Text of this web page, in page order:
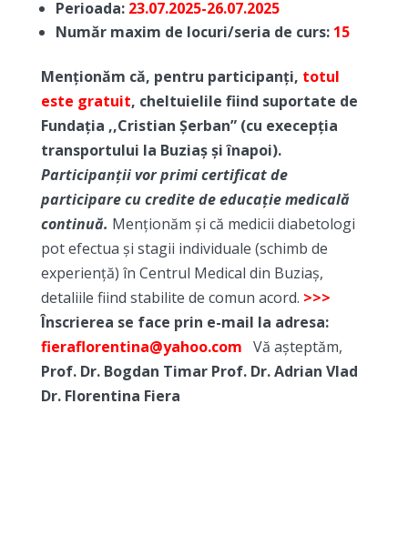
Perioada: 23.07.2025-26.07.2025
Număr maxim de locuri/seria de curs: 15
Menționăm că, pentru participanți, totul
este gratuit, cheltuielile fiind suportate de
Fundația ,,Cristian Șerban” (cu execepția
transportului la Buziaș și înapoi).
Participanții vor primi certificat de
participare cu credite de educație medicală
continuă. Menționăm și că medicii diabetologi
pot efectua și stagii individuale (schimb de
experiență) în Centrul Medical din Buziaș,
detaliile fiind stabilite de comun acord. >>>
Înscrierea se face prin e-mail la adresa:
fieraflorentina@yahoo.com Vă așteptăm,
Prof. Dr. Bogdan Timar Prof. Dr. Adrian Vlad
Dr. Florentina Fiera